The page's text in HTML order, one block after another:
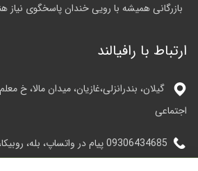
بازرگانی همیشه با رویی خندان پاسخگوی نیاز
ارتباط با رافیالند
گیلان، بندرانزلی،غازیان، میدان مالا، خ
اجتماعی
09306434685 پیام در واتساپ، بله، روبیکا، پیامک